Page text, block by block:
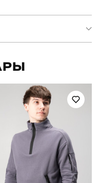
PNjo674Sbl
для повсякденного носіння
повсякденний
весна